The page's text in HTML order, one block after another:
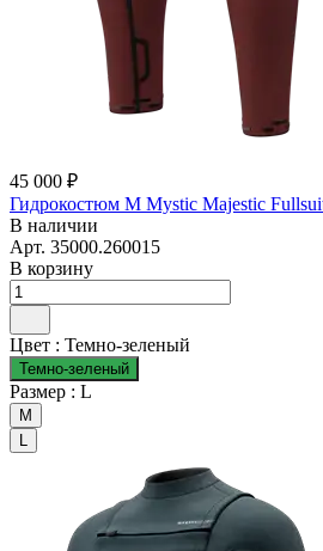
45 000 ₽
Гидрокостюм М Mystic Majestic
В наличии
Арт. 35000.260015
В корзину
Цвет : Темно-зеленый
Темно-зеленый
Размер : L
M